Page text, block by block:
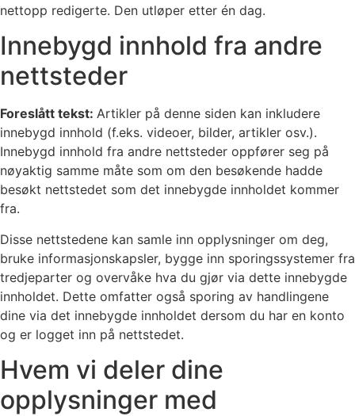
nettopp redigerte. Den utløper etter én dag.
Innebygd innhold fra andre
nettsteder
Foreslått tekst: Artikler på denne siden kan inkludere
innebygd innhold (f.eks. videoer, bilder, artikler osv.).
Innebygd innhold fra andre nettsteder oppfører seg på
nøyaktig samme måte som om den besøkende hadde
besøkt nettstedet som det innebygde innholdet kommer
fra.
Disse nettstedene kan samle inn opplysninger om deg,
bruke informasjonskapsler, bygge inn sporingssystemer fra
tredjeparter og overvåke hva du gjør via dette innebygde
innholdet. Dette omfatter også sporing av handlingene
dine via det innebygde innholdet dersom du har en konto
og er logget inn på nettstedet.
Hvem vi deler dine
opplysninger med